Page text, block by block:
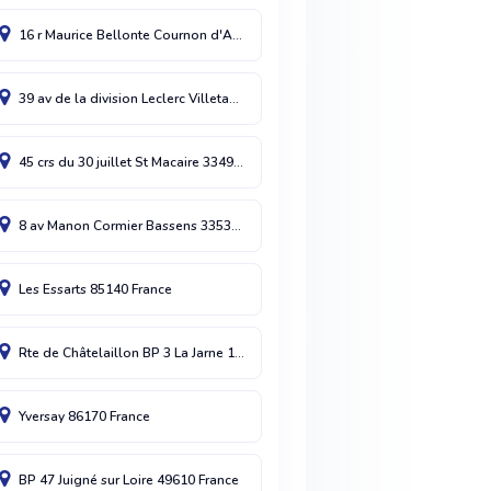
16 r Maurice BellonteCournon d'Auvergne
39 av de la division LeclercVilletaneuse
45 crs du 30 juilletSt Macaire33490
8 av Manon CormierBassens33530
Les Essarts85140France
Rte de Châtelaillon BP 3La Jarne 17220
Yversay86170France
BP 47Juigné sur Loire 49610France